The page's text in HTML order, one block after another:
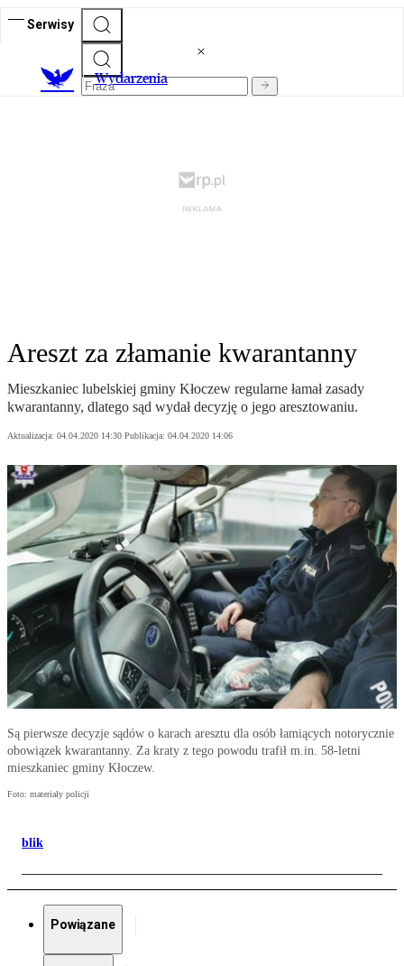
Serwisy
Wydarzenia
Areszt za złamanie kwarantanny
Mieszkaniec lubelskiej gminy Kłoczew regularne łamał zasady
kwarantanny, dlatego sąd wydał decyzję o jego aresztowaniu.
Aktualizacja: 04.04.2020 14:30 Publikacja: 04.04.2020 14:06
Są pierwsze decyzje sądów o karach aresztu dla osób łamiących notorycznie
obowiązek kwarantanny. Za kraty z tego powodu trafił m.in. 58-letni
mieszkaniec gminy Kłoczew.
Foto: materiały policji
blik
Powiązane